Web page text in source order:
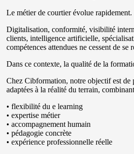
Le métier de courtier évolue rapidement.
Digitalisation, conformité, visibilité
clients, intelligence artificielle,
compétences attendues ne cessent de se
Dans ce contexte, la qualité de la
ChezCibformation, notre objectif est de
adaptées à la réalité du terrain,
• flexibilité du e learning
• expertise métier
• accompagnement humain
• pédagogie concrète
• expérience professionnelle réelle